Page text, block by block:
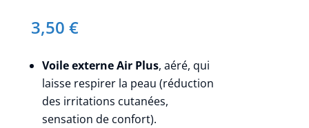
3,50 €
Voile externe Air Plus, aéré, qui
laisse respirer la peau (réduction
des irritations cutanées,
sensation de confort).